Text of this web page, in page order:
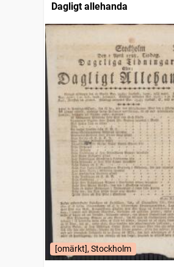
Dagligt allehanda
[omärkt], Stockholm